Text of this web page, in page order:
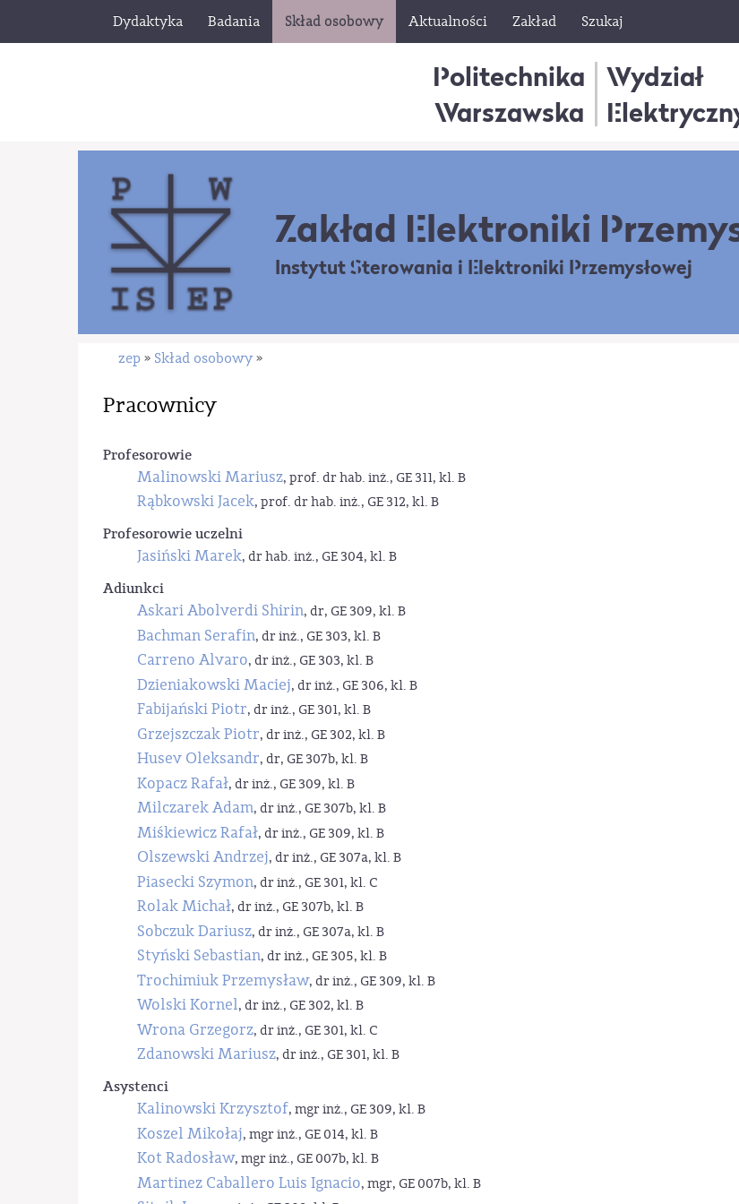
Dydaktyka Badania Skład osobowy Aktualności Zakład Szukaj
Politechnika
Warszawska
Wydział
Zakład Elektroniki
Instytut Sterowania i Elektroniki Przemysłowej
zep » Skład osobowy »
Pracownicy
Profesorowie
Malinowski Mariusz, prof. dr hab. inż., GE 311, kl. B
Rąbkowski Jacek, prof. dr hab. inż., GE 312, kl. B
Profesorowie uczelni
Jasiński Marek, dr hab. inż., GE 304, kl. B
Adiunkci
Askari Abolverdi Shirin, dr, GE 309, kl. B
Bachman Serafin, dr inż., GE 303, kl. B
Carreno Alvaro, dr inż., GE 303, kl. B
Dzieniakowski Maciej, dr inż., GE 306, kl. B
Fabijański Piotr, dr inż., GE 301, kl. B
Grzejszczak Piotr, dr inż., GE 302, kl. B
Husev Oleksandr, dr, GE 307b, kl. B
Kopacz Rafał, dr inż., GE 309, kl. B
Milczarek Adam, dr inż., GE 307b, kl. B
Miśkiewicz Rafał, dr inż., GE 309, kl. B
Olszewski Andrzej, dr inż., GE 307a, kl. B
Piasecki Szymon, dr inż., GE 301, kl. C
Rolak Michał, dr inż., GE 307b, kl. B
Sobczuk Dariusz, dr inż., GE 307a, kl. B
Styński Sebastian, dr inż., GE 305, kl. B
Trochimiuk Przemysław, dr inż., GE 309, kl. B
Wolski Kornel, dr inż., GE 302, kl. B
Wrona Grzegorz, dr inż., GE 301, kl. C
Zdanowski Mariusz, dr inż., GE 301, kl. B
Asystenci
Kalinowski Krzysztof, mgr inż., GE 309, kl. B
Koszel Mikołaj, mgr inż., GE 014, kl. B
Kot Radosław, mgr inż., GE 007b, kl. B
Martinez Caballero Luis Ignacio, mgr, GE 007b, kl. B